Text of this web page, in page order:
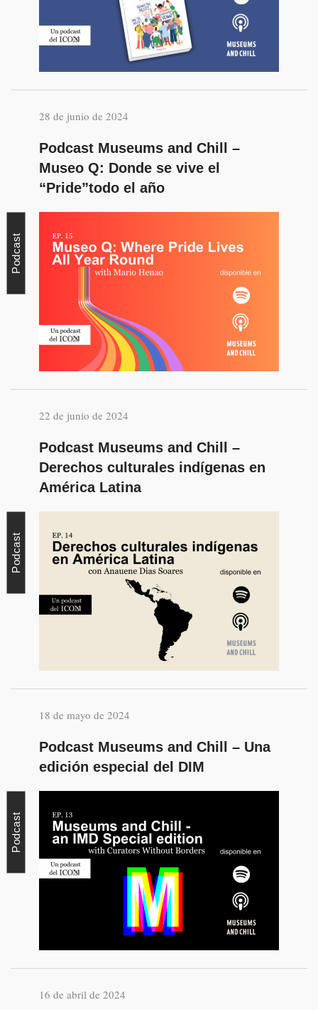
28 de junio de 2024
Podcast Museums and Chill –
Museo Q: Donde se vive el
“Pride”todo el año
Podcast
22 de junio de 2024
Podcast Museums and Chill –
Derechos culturales indígenas en
América Latina
Podcast
18 de mayo de 2024
Podcast Museums and Chill – Una
edición especial del DIM
Podcast
16 de abril de 2024